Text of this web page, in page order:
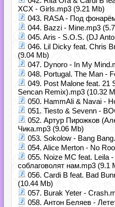
XCX - Girls.mp3 (9.21 Mb)
043. RASA - Под
044. Bazzi - Mine.mp3
045. Aris - S.O.S. (DJ
046. Lil Dicky feat. Chris
(9.04 Mb)
047. Dynoro - In My
048. Portugal. The Man -
049. Post Malone feat. 21
Sencan Remix).mp3 (10.32
050. HammAli & Navai -
051. Tiesto & Sevenn -
052. Артур Пирожков
Чика.mp3 (9.06 Mb)
053. Sokolow - Bang
054. Alice Merton - No
055. Noize MC feat. Leila
соблаговолят нам.mp3 (9.1
056. Cardi B feat. Bad
(10.44 Mb)
057. Burak Yeter -
058. Антон Беляев -